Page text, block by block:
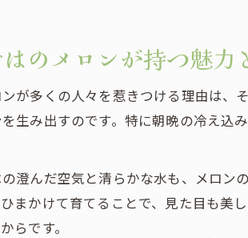
旬の富良
時期別に
人気の富良野
メロン
富良野メ
のメロンが持つ魅力
が多くの人々を惹きつける理由は、
生み出すのです。特に朝晩の冷え込
澄んだ空気と清らかな水も、メロ
まかけて育てることで、見た目も美
らです。